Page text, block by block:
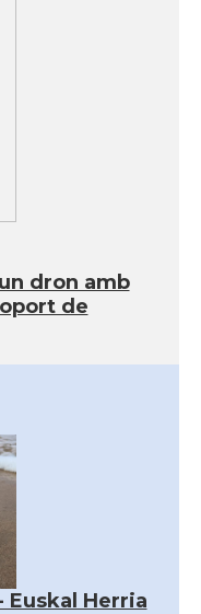
dron amb
de
Euskal Herria